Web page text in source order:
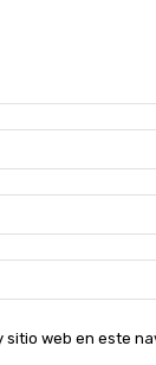
web en este